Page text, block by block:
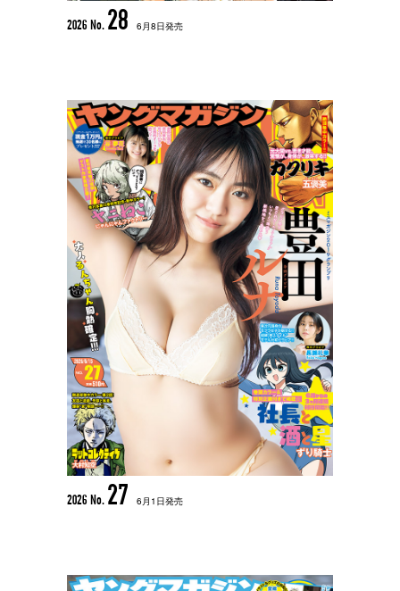
2026 No. 28 6月8日発売
2026 No. 27 6月1日発売